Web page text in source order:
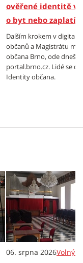
ověřené identitě v
o byt nebo zaplatí
Dalším krokem v
občanů a Magistrátu
občana Brno, ode
portal.brno.cz. Lidé se
Identity občana.
06. srpna 2026Volný